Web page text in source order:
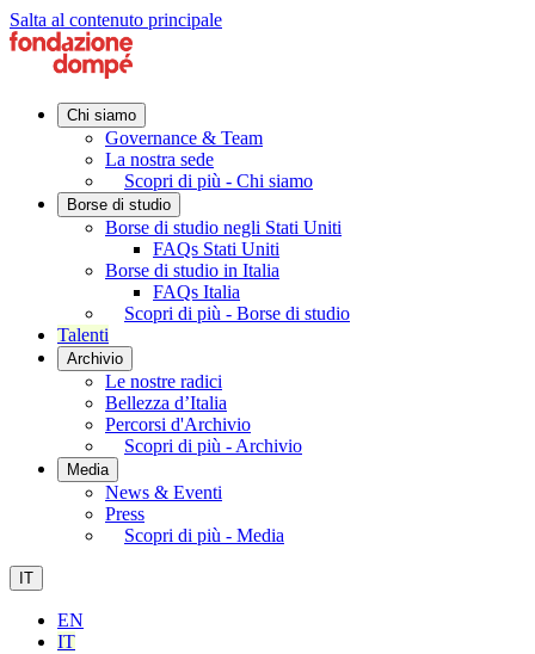
Salta al contenuto principale
Chi siamo
Governance & Team
La nostra sede
Scopri di più - Chi siamo
Borse di studio
Borse di studio negli Stati Uniti
FAQs Stati Uniti
Borse di studio in Italia
FAQs Italia
Scopri di più - Borse di studio
Talenti
Archivio
Le nostre radici
Bellezza d’Italia
Percorsi d'Archivio
Scopri di più - Archivio
Media
News & Eventi
Press
Scopri di più - Media
IT
EN
IT